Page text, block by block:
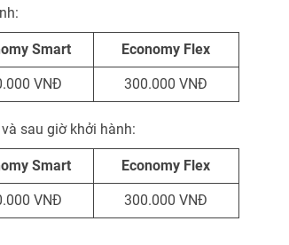
Smart Economy Flex
VNĐ 300.000 VNĐ
sau giờ khởi hành:
Smart Economy Flex
VNĐ 300.000 VNĐ